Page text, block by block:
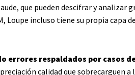
que pueden descifrar y analizar
Loupe incluso tiene su propia capa
errores respaldados por casos
calidad que sobrecarguen a